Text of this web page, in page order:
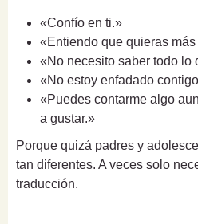
«Confío en ti.»
«Entiendo que quieras
«No necesito saber todo lo
«No estoy enfadado
«Puedes contarme algo
a gustar.»
Porque quizá padres y
tan diferentes. A veces solo
traducción.